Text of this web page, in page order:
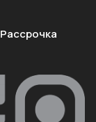
Рассрочка